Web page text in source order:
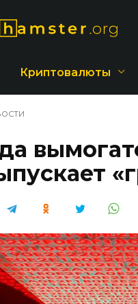
Криптовалюты